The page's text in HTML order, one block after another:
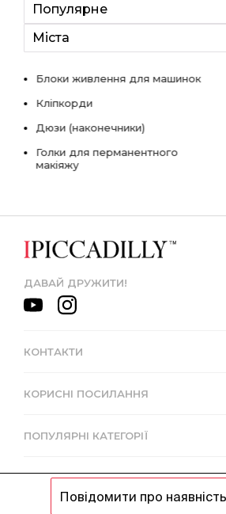
Повідомити про наявність
Популярне
Міста
Блоки живлення для машинок
Кліпкорди
Дюзи (наконечники)
Голки для перманентного
макіяжу
ДАВАЙ ДРУЖИТИ!
КОНТАКТИ
КОРИСНІ ПОСИЛАННЯ
ПОПУЛЯРНІ КАТЕГОРІЇ
© 2013 - 2026 Інтернет-